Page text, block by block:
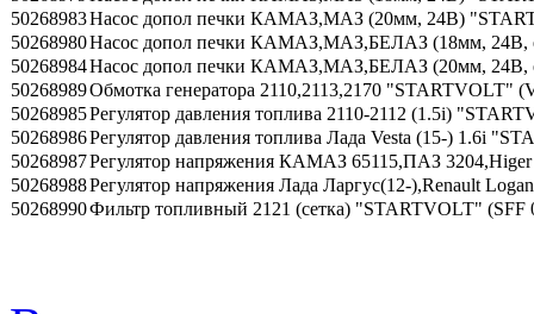
50268983Насос допол печки КАМАЗ,МАЗ (20мм, 24В)
50268980Насос допол печки КАМАЗ,МАЗ,БЕЛАЗ (18мм, 24В,
50268984Насос допол печки КАМАЗ,МАЗ,БЕЛАЗ (20мм, 24В,
50268989Обмотка генератора 2110,2113,2170 "STARTVOLT"
50268985Регулятор давления топлива 2110-2112 (1.5i)
50268986Регулятор давления топлива Лада Vesta (15-) 1.6i
50268987Регулятор напряжения КАМАЗ 65115,ПАЗ
50268988Регулятор напряжения Лада Ларгус(12-),Renault
50268990Фильтр топливный 2121 (сетка) "STARTVOLT" (SFF